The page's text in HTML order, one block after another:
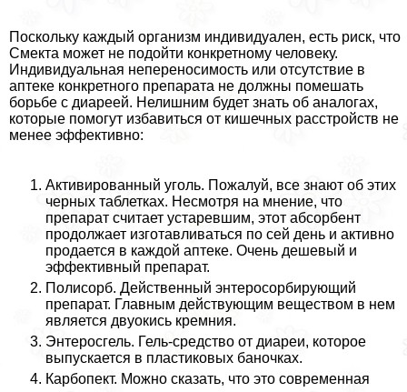
Поскольку каждый организм индивидуален, есть риск, что
Смекта может не подойти конкретному человеку.
Индивидуальная непереносимость или отсутствие в
аптеке конкретного препарата не должны помешать
борьбе с диареей. Нелишним будет знать об аналогах,
которые помогут избавиться от кишечных расстройств не
менее эффективно:
Активированный уголь. Пожалуй, все знают об этих
черных таблетках. Несмотря на мнение, что
препарат считает устаревшим, этот абсорбент
продолжает изготавливаться по сей день и активно
продается в каждой аптеке. Очень дешевый и
эффективный препарат.
Полисорб. Действенный энтеросорбирующий
препарат. Главным действующим веществом в нем
является двуокись кремния.
Энтеросгель. Гель-средство от диареи, которое
выпускается в пластиковых баночках.
Карбопект. Можно сказать, что это современная